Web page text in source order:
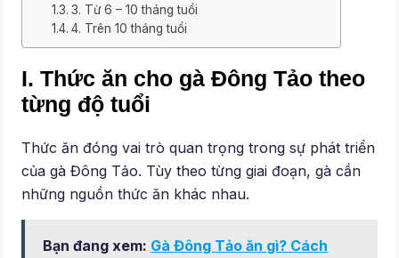
3. Từ 6 – 10 tháng tuổi
4. Trên 10 tháng tuổi
I. Thức ăn cho gà Đông Tảo theo
từng độ tuổi
Thức ăn đóng vai trò quan trọng trong sự phát triển
của gà Đông Tảo. Tùy theo từng giai đoạn, gà cần
những nguồn thức ăn khác nhau.
Bạn đang xem: Gà Đông Tảo ăn gì? Cách